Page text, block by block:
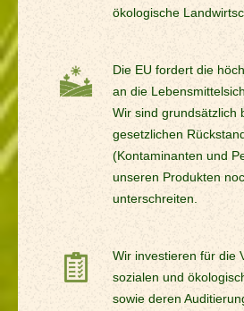
ökologische
Die EU fordert die
an die
Wir sind grundsätzlich
gesetzlichen
(Kontaminanten und
unseren Produkten
unterschreiten.
Wir investieren für die
sozialen und
sowie deren